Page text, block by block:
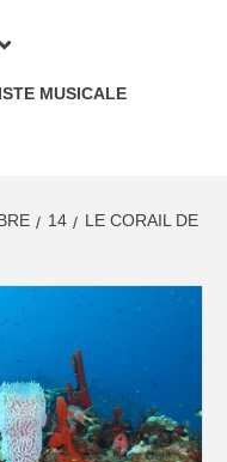
MUSICALE
14
LE CORAIL DE